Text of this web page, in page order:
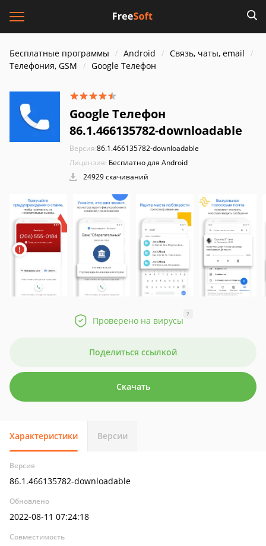
Бесплатные программы Android
Связь, чаты, email
Телефония, GSM
Google Телефон
Google Телефон
86.1.466135782-downloadable
Версия:86.1.466135782-downloadable
Лицензия: Бесплатно для Android
24929 скачиваний
Проверено на вирусы
?
Поделиться ссылкой
Скачать
Характеристики Версии
Версия
86.1.466135782-downloadable
Обновлено
2022-08-11 07:24:18
Совместимость